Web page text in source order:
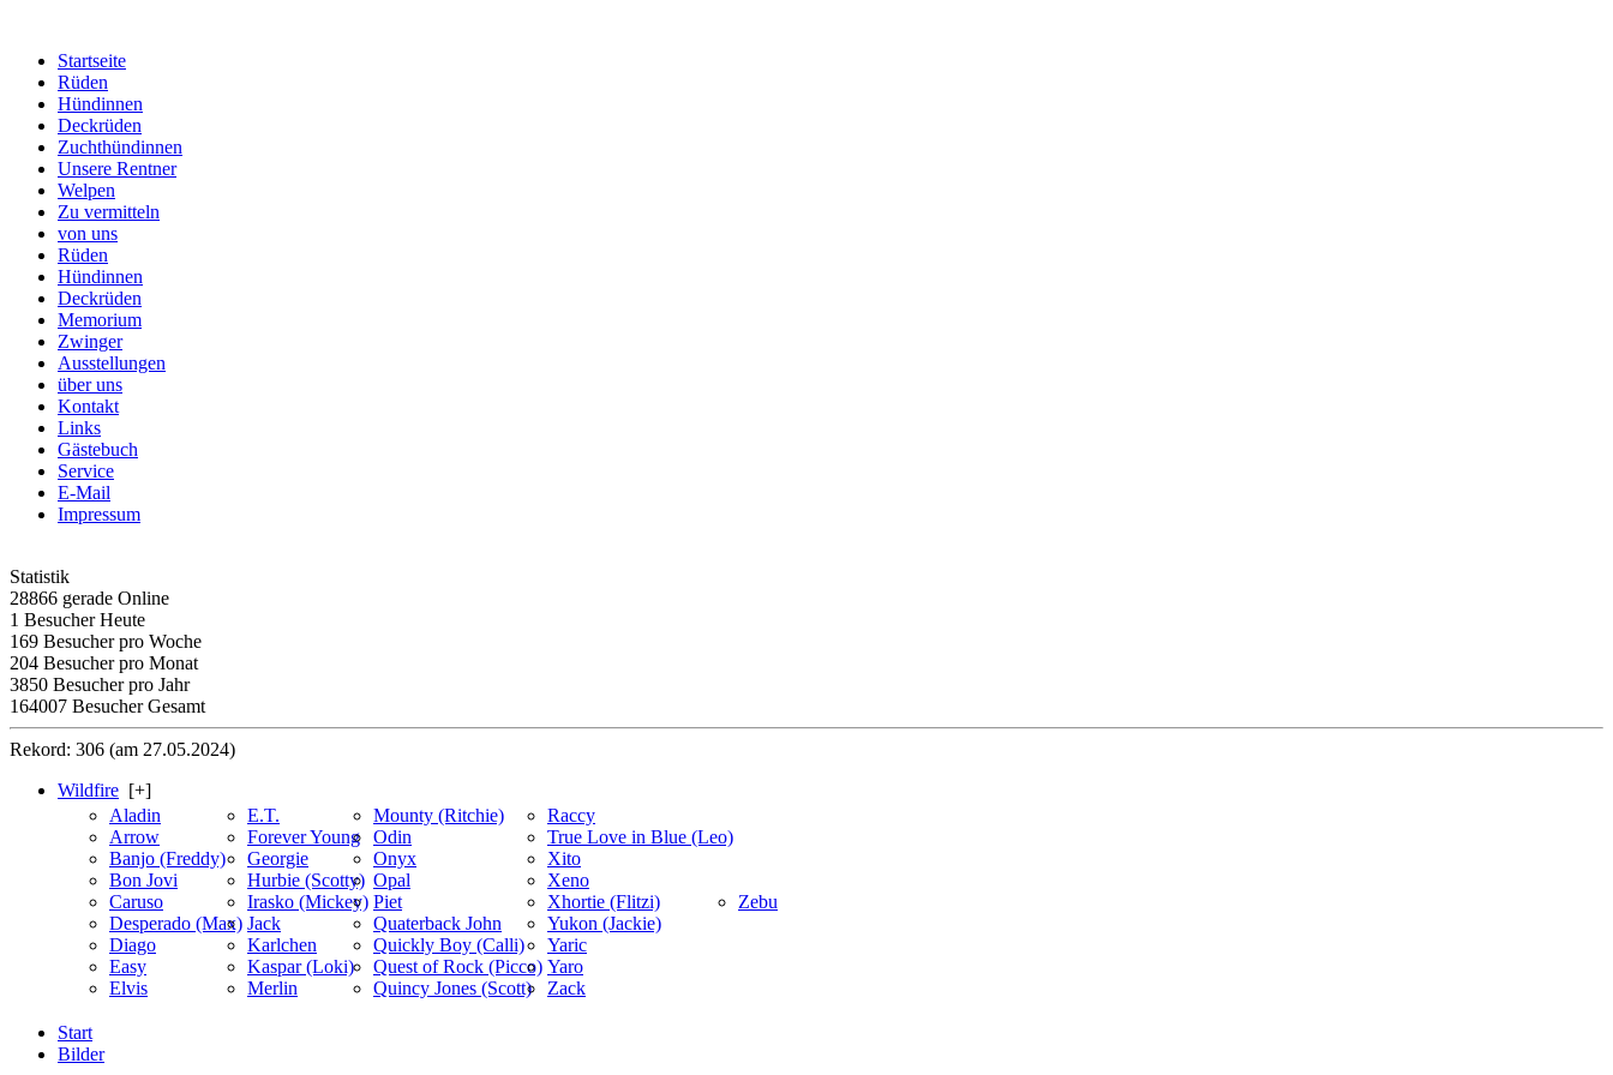
Startseite
Rüden
Hündinnen
Deckrüden
Zuchthündinnen
Unsere Rentner
Welpen
Zu vermitteln
von uns
Rüden
Hündinnen
Deckrüden
Memorium
Zwinger
Ausstellungen
über uns
Kontakt
Links
Gästebuch
Service
E-Mail
Impressum
Statistik
28866 gerade Online
1 Besucher Heute
169 Besucher pro Woche
204 Besucher pro Monat
3850 Besucher pro Jahr
164007 Besucher Gesamt
Rekord: 306 (am 27.05.2024)
Wildfire [+]
Aladin
Arrow
Banjo (Freddy)
Bon Jovi
Caruso
Desperado (Max)
Diago
Easy
Elvis
E.T.
Forever Young
Georgie
Hurbie (Scotty)
Irasko (Mickey)
Jack
Karlchen
Kaspar (Loki)
Merlin
Mounty (Ritchie)
Odin
Onyx
Opal
Piet
Quaterback John
Quickly Boy (Calli)
Quest of Rock (Picco)
Quincy Jones (Scott)
Raccy
True Love in Blue (Leo)
Xito
Xeno
Xhortie (Flitzi)
Yukon (Jackie)
Yaric
Yaro
Zack
Zebu
Start
Bilder